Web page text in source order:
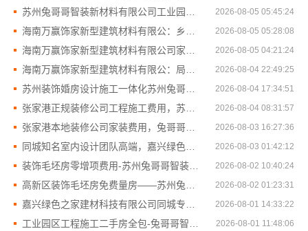
2026-08-05 05:45:24
2026-08-05 05:28:08
2026-08-05 04:21:24
2026-08-04 22:49:25
2026-08-04 17:34:51
2026-08-04 08:31:57
2026-08-03 16:27:36
2026-08-03 01:42:12
2026-08-02 10:40:24
2026-08-02 01:23:31
2026-08-01 14:33:22
2026-08-01 11:48:06